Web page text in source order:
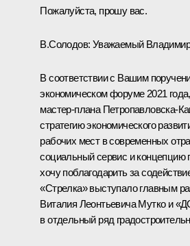
Пожалуйста, прошу вас.
В.Солодов: Уважаемый
В соответствии с Вашим
экономическом форуме 2021
мастер-плана Петропавловска-
стратегию экономического
рабочих мест в современных
социальный сервис и концепцию
хочу поблагодарить за
«Стрелка» выступало главным
Виталия Леонтьевича Мутко и
в отдельный ряд